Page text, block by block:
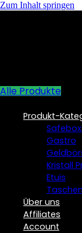
Zum Inhalt springen
Alle Produkte
Produkt-
Gastro
Kristall
Etuis
Taschen
Über uns
Affiliates
Account